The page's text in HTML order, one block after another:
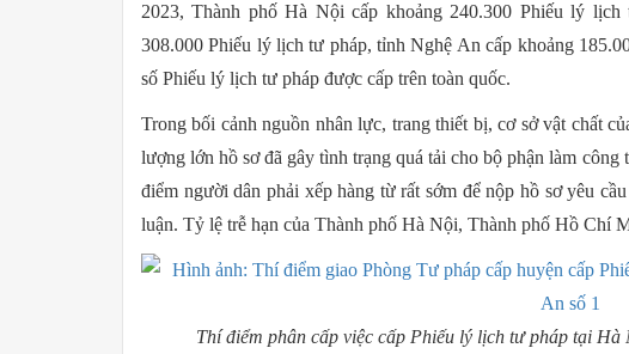
2023, Thành phố Hà Nội cấp khoảng 240.300 Phiếu lý
308.000 Phiếu lý lịch tư pháp, tỉnh Nghệ An cấp khoảng
số Phiếu lý lịch tư pháp được cấp trên toàn quốc.
Trong bối cảnh nguồn nhân lực, trang thiết bị, cơ sở vật chất
lượng lớn hồ sơ đã gây tình trạng quá tải cho bộ phận làm
điểm người dân phải xếp hàng từ rất sớm để nộp hồ sơ yêu
luận. Tỷ lệ trễ hạn của Thành phố Hà Nội, Thành phố Hồ Chí
Thí điểm phân cấp việc cấp Phiếu lý lịch tư pháp tại